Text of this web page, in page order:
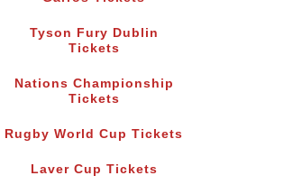
Tyson Fury Dublin
Tickets
Nations Championship
Tickets
Rugby World Cup Tickets
Laver Cup Tickets